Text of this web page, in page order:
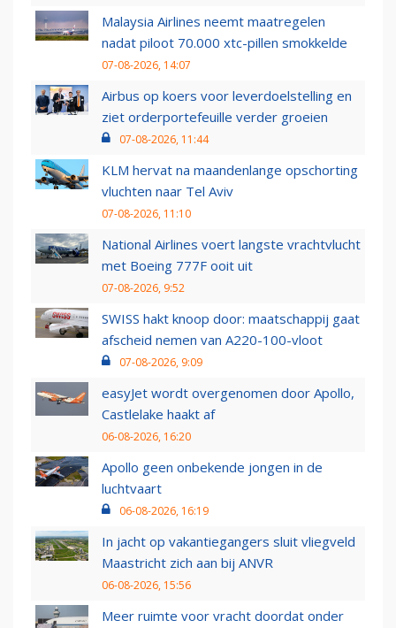
Malaysia Airlines neemt maatregelen
nadat piloot 70.000 xtc-pillen smokkelde
07-08-2026, 14:07
Airbus op koers voor leverdoelstelling en
ziet orderportefeuille verder groeien
07-08-2026, 11:44
KLM hervat na maandenlange opschorting
vluchten naar Tel Aviv
07-08-2026, 11:10
National Airlines voert langste vrachtvlucht
met Boeing 777F ooit uit
07-08-2026, 9:52
SWISS hakt knoop door: maatschappij gaat
afscheid nemen van A220-100-vloot
07-08-2026, 9:09
easyJet wordt overgenomen door Apollo,
Castlelake haakt af
06-08-2026, 16:20
Apollo geen onbekende jongen in de
luchtvaart
06-08-2026, 16:19
In jacht op vakantiegangers sluit vliegveld
Maastricht zich aan bij ANVR
06-08-2026, 15:56
Meer ruimte voor vracht doordat onder